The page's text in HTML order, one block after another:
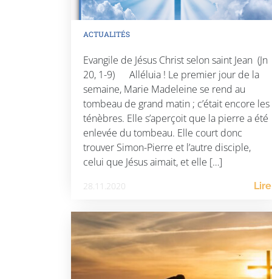
ACTUALITÉS
Evangile de Jésus Christ selon saint Jean (Jn
20, 1-9) Alléluia ! Le premier jour de la
semaine, Marie Madeleine se rend au
tombeau de grand matin ; c’était encore les
ténèbres. Elle s’aperçoit que la pierre a été
enlevée du tombeau. Elle court donc
trouver Simon-Pierre et l’autre disciple,
celui que Jésus aimait, et elle […]
28.11.2020 Lire